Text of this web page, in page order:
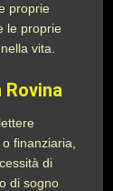
proprie
le proprie
vita.
Rovina
finanziaria,
di
di sogno